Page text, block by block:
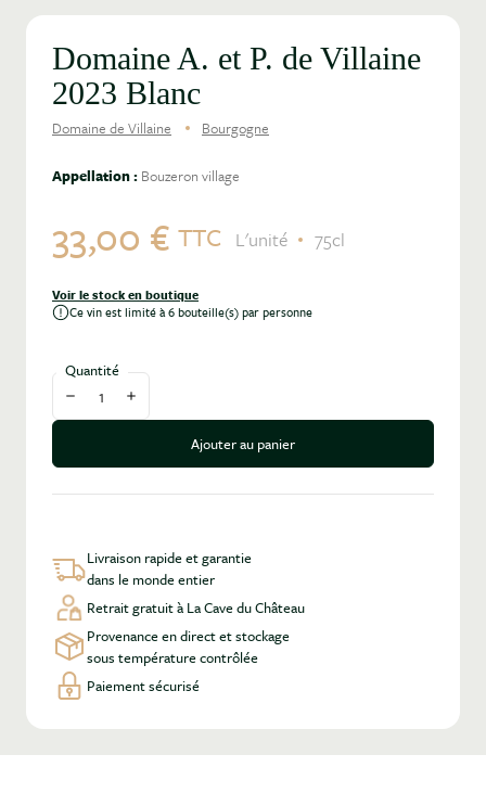
Domaine A. et P. de Villaine
2023 Blanc
Domaine de Villaine Bourgogne
Appellation : Bouzeron village
33,00 € TTC L'unité 75cl
Voir le stock en boutique
Ce vin est limité à 6 bouteille(s) par personne
Quantité
Diminuer la quantité
Augmenter la quantité
Ajouter au panier
Livraison rapide et garantie
dans le monde entier
Retrait gratuit à La Cave du Château
Provenance en direct et stockage
sous température contrôlée
Paiement sécurisé